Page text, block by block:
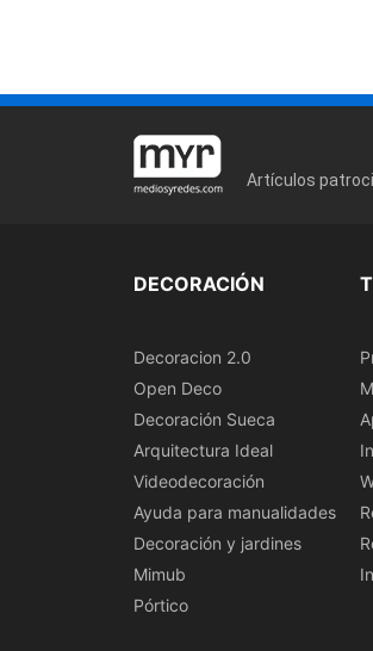
Artículos
DECORACIÓN
Decoracion 2.0
Open Deco
Decoración Sueca
Arquitectura Ideal
Videodecoración
Ayuda para manualidades
Decoración y jardines
Mimub
Pórtico